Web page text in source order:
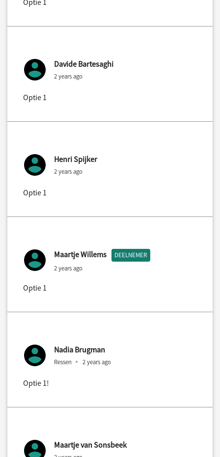
Optie 1
Davide Bartesaghi
2 years ago
Optie 1
Henri Spijker
2 years ago
Optie 1
Maartje Willems DEELNEMER
2 years ago
Optie 1
Nadia Brugman
Ressen 2 years ago
Optie 1!
Maartje van Sonsbeek